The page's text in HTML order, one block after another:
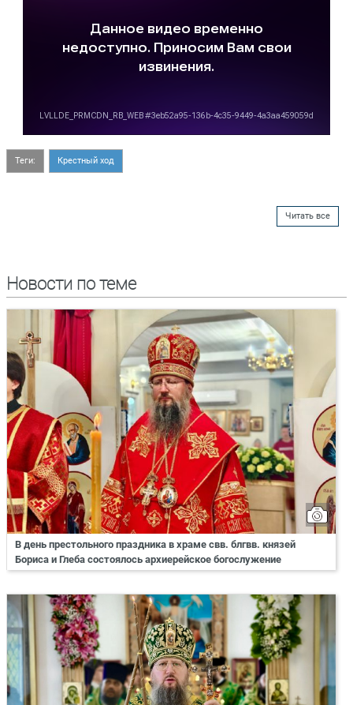
Теги: Крестный ход
Читать все
Новости по теме
В день престольного праздника в храме свв. блгвв. князей
Бориса и Глеба состоялось архиерейское богослужение